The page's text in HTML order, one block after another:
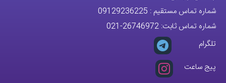
شماره تماس مستقیم : 09129236225
شماره تماس ثابت: 26746972
-021
تلگرام
پیج ساعت